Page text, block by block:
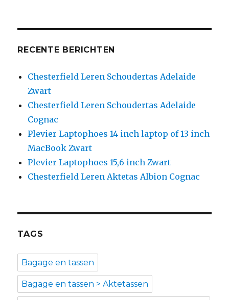
RECENTE BERICHTEN
Chesterfield Leren Schoudertas Adelaide
Zwart
Chesterfield Leren Schoudertas Adelaide
Cognac
Plevier Laptophoes 14 inch laptop of 13 inch
MacBook Zwart
Plevier Laptophoes 15,6 inch Zwart
Chesterfield Leren Aktetas Albion Cognac
TAGS
Bagage en tassen
Bagage en tassen > Aktetassen